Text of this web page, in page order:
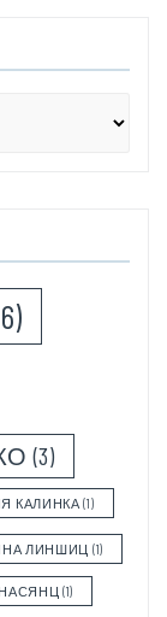
(3)
КАЛИНКА (1)
ЛИНШИЦ (1)
(1)